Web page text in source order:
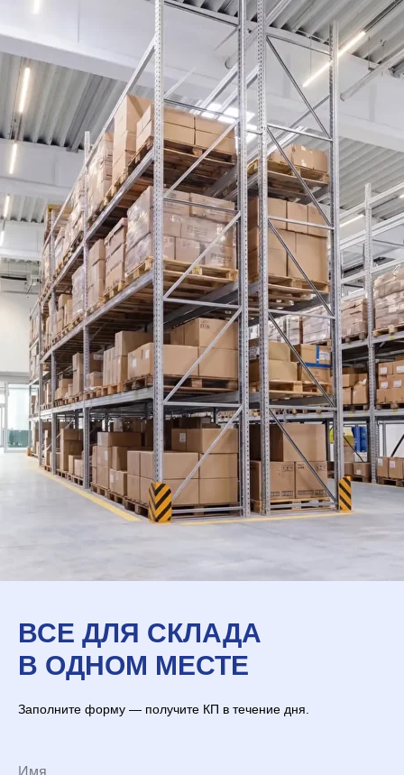
ВСЕ ДЛЯ СКЛАДА
В ОДНОМ МЕСТЕ
Заполните форму — получите КП в течение дня.